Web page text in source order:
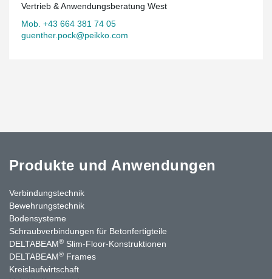
Vertrieb & Anwendungsberatung West
Mob. +43 664 381 74 05
guenther.pock@peikko.com
Produkte und Anwendungen
Verbindungstechnik
Bewehrungstechnik
Bodensysteme
Schraubverbindungen für Betonfertigteile
DELTABEAM® Slim-Floor-Konstruktionen
DELTABEAM® Frames
Kreislaufwirtschaft